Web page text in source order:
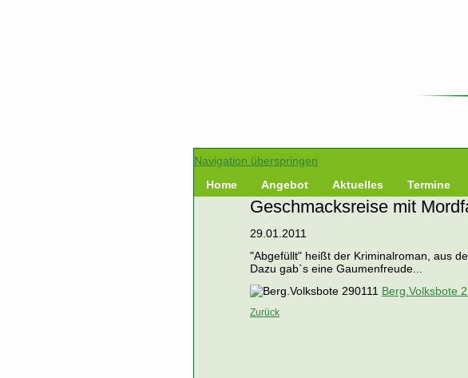
Navigation überspringen
Home
Angebot Aktuelles Termine
Geschmacksreise mit
29.01.2011
"Abgefüllt" heißt der Kriminalroman, aus
Dazu gab`s eine Gaumenfreude...
Berg.Volksbote
Zurück